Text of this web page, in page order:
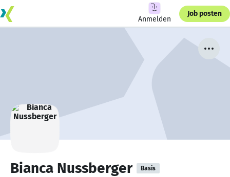
Anmelden
Job posten
Bianca Nussberger Basis